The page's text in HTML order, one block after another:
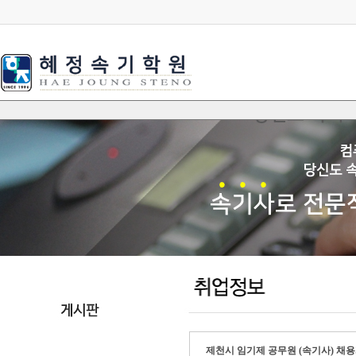
제천시 임기제 공무원 (속기사) 채